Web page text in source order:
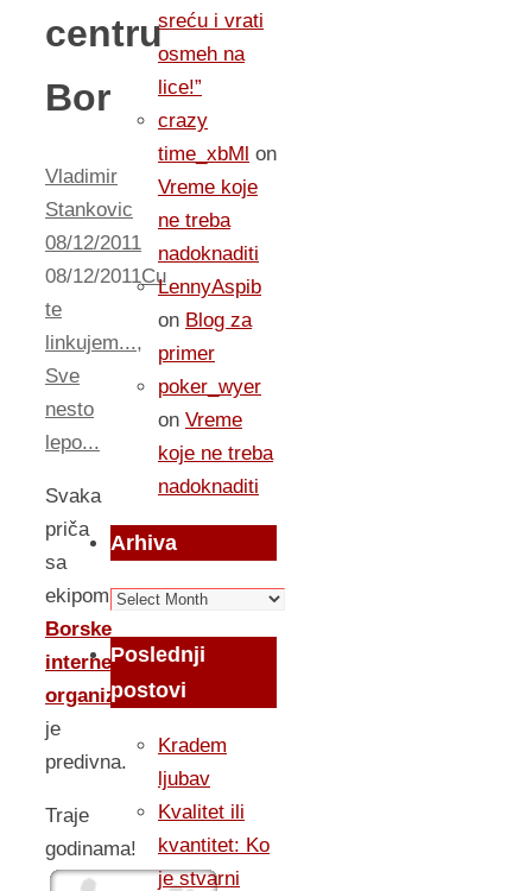
centru
Bor
Vladimir
Stankovic
08/12/2011
08/12/2011Cu
te
linkujem...,
Sve
nesto
lepo...
Svaka
priča
sa
ekipom
Borske
internet
organizacije
je
predivna.
Traje
godinama!
sreću i vrati
osmeh na
lice!”
crazy
time_xbMl on
Vreme koje
ne treba
nadoknaditi
LennyAspib
on Blog za
primer
poker_wyer
on Vreme
koje ne treba
nadoknaditi
Arhiva
Arhiva
Poslednji
postovi
Kradem
ljubav
Kvalitet ili
kvantitet: Ko
je stvarni